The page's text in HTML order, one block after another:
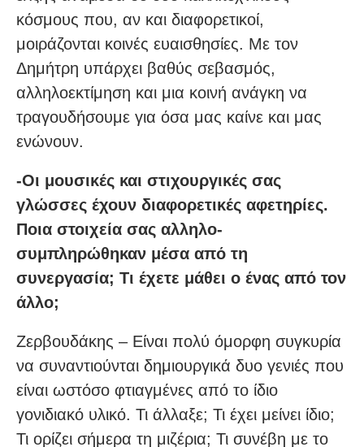
κόσμους που, αν και διαφορετικοί,
μοιράζονται κοινές ευαισθησίες. Με τον
Δημήτρη υπάρχει βαθύς σεβασμός,
αλληλοεκτίμηση και μια κοινή ανάγκη να
τραγουδήσουμε για όσα μας καίνε και μας
ενώνουν.
-Οι μουσικές και στιχουργικές σας
γλώσσες έχουν διαφορετικές αφετηρίες.
Ποια στοιχεία σας αλληλο-
συμπληρώθηκαν μέσα από τη
συνεργασία; Τι έχετε μάθει ο ένας από τον
άλλο;
Ζερβουδάκης – Είναι πολύ όμορφη συγκυρία
να συναντιούνται δημιουργικά δυο γενιές που
είναι ωστόσο φτιαγμένες από το ίδιο
γονιδιακό υλικό. Τι άλλαξε; Τι έχει μείνει ίδιο;
Τι ορίζει σήμερα τη μιζέρια; Τι συνέβη με το